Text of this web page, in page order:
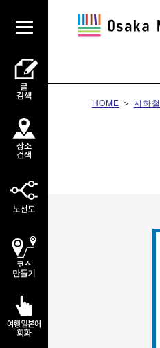
HOME 지하철